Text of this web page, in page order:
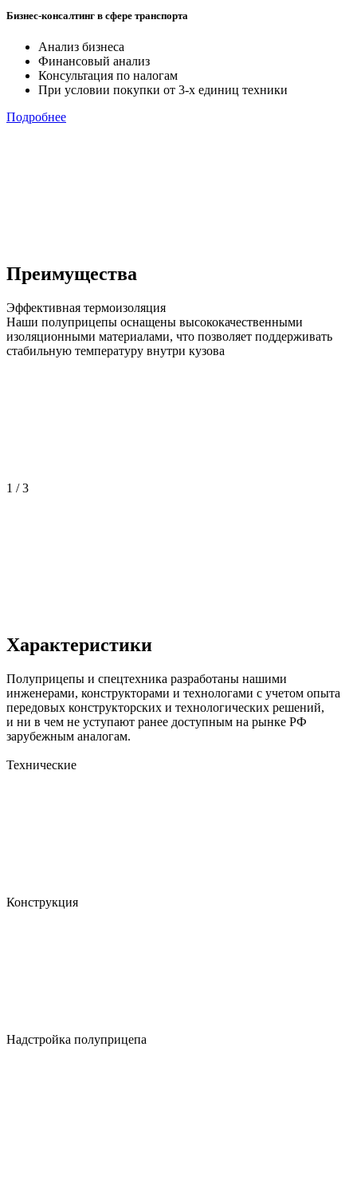
Бизнес-консалтинг в сфере транспорта
Анализ бизнеса
Финансовый анализ
Консультация по налогам
При условии покупки от 3-х единиц техники
Подробнее
Преимущества
Эффективная термоизоляция
Наши полуприцепы оснащены высококачественными
изоляционными материалами, что позволяет поддерживать
стабильную температуру внутри кузова
1 / 3
Характеристики
Полуприцепы и спецтехника разработаны нашими
инженерами, конструкторами и технологами с учетом опыта
передовых конструкторских и технологических решений,
и ни в чем не уступают ранее доступным на рынке РФ
зарубежным аналогам.
Технические
Конструкция
Надстройка полуприцепа